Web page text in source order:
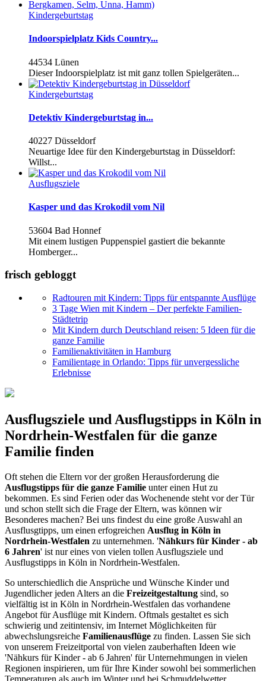
Kindergeburtstag
Indoorspielplatz Kids Country...
44534 Lünen
Dieser Indoorspielplatz ist mit ganz tollen Spielgeräten...
Kindergeburtstag
Detektiv Kindergeburtstag in...
40227 Düsseldorf
Neuartige Idee für den Kindergeburtstag in Düsseldorf:
Willst...
Ausflugsziele
Kasper und das Krokodil vom Nil
53604 Bad Honnef
Mit einem lustigen Puppenspiel gastiert die bekannte
Homberger...
frisch gebloggt
Radtouren mit Kindern: Tipps für entspannte Ausflüge
3 Tage Wien mit Kindern – Der perfekte Familien-
Städtetrip
Mit Kindern durch Deutschland reisen: 5 Ideen für die
ganze Familie
Familienaktivitäten in Hamburg
Familientage in Orlando: Tipps für unvergessliche
Erlebnisse
Ausflugsziele und Ausflugstipps in Köln in
Nordrhein-Westfalen für die ganze
Familie finden
Oft stehen die Eltern vor der großen Herausforderung die
Ausflugstipps für die ganze Familie unter einen Hut zu
bekommen. Es sind Ferien oder das Wochenende steht vor der Tür
und schon stellt sich die Frage der Eltern, was können wir
Besonderes machen? Bei uns findest du eine große Auswahl an
Ausflusgtipps, um einen erfogreichen Ausflug in Köln in
Nordrhein-Westfalen zu unternehmen. 'Nähkurs für Kinder - ab
6 Jahren' ist nur eines von vielen tollen Ausflugsziele und
Ausflugstipps in Köln in Nordrhein-Westfalen.
So unterschiedlich die Ansprüche und Wünsche Kinder und
Jugendlicher jeden Alters an die Freizeitgestaltung sind, so
vielfältig ist in Köln in Nordrhein-Westfalen das vorhandene
Angebot für Ausflüge mit Kindern. Oftmals gestaltet es sich
schwierig und zeitintensiv, im Internet Möglichkeiten für
abwechslungsreiche Familienausflüge zu finden. Lassen Sie sich
von unserem Freizeitportal von vielen zauberhaften Ideen wie
'Nähkurs für Kinder - ab 6 Jahren' für Unternehmungen in vielen
Regionen inspirieren, um für Ihre Kinder sowohl bei sommerlichen
Temperaturen als auch im Winter und bei Schmuddelwetter